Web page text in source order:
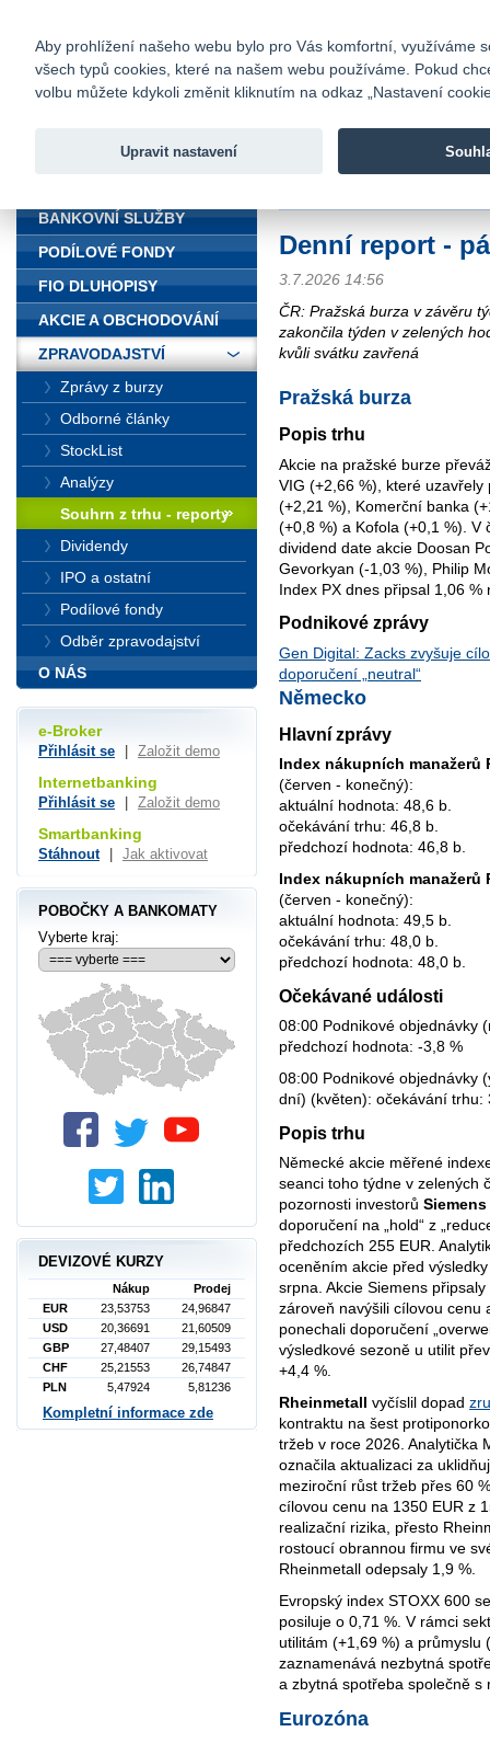
Fio banka
Fio banka
Denní report -
3.7.2026 14:56
ČR: Pražská burza v závěru
zakončila týden v zelených
kvůli svátku zavřená
Pražská burza
Popis trhu
Akcie na pražské burze
VIG (+2,66 %), které
(+2,21 %), Komerční banka
(+0,8 %) a Kofola (+0,1 %). V
dividend date akcie Doosan
Gevorkyan (-1,03 %), Philip
Index PX dnes připsal 1,06 %
Podnikové zprávy
Gen Digital: Zacks zvyšuje
doporučení „neutral“
Německo
Hlavní zprávy
Index nákupních manažerů
(červen - konečný):
aktuální hodnota: 48,6 b.
očekávání trhu: 46,8 b.
předchozí hodnota: 46,8 b.
Index nákupních manažerů
(červen - konečný):
aktuální hodnota: 49,5 b.
očekávání trhu: 48,0 b.
předchozí hodnota: 48,0 b.
Očekávané události
08:00 Podnikové objednávky
předchozí hodnota: -3,8 %
08:00 Podnikové objednávky
dní) (květen): očekávání trhu:
Popis trhu
Německé akcie měřené
seanci toho týdne v zelených
pozornosti investorů Siemens
doporučení na „hold“ z
předchozích 255 EUR.
oceněním akcie před
srpna. Akcie Siemens
zároveň navýšili cílovou cenu
ponechali doporučení
výsledkové sezoně u utilit
+4,4 %.
Rheinmetall vyčíslil dopad
kontraktu na šest
tržeb v roce 2026. Analytička
označila aktualizaci za
meziroční růst tržeb přes 60
cílovou cenu na 1350 EUR z
realizační rizika, přesto
rostoucí obrannou firmu ve
Rheinmetall odepsaly 1,9 %.
Evropský index STOXX 600
posiluje o 0,71 %. V rámci
utilitám (+1,69 %) a průmyslu
zaznamenává nezbytná
a zbytná spotřeba společně s
Eurozóna
BANKOVNÍ SLUŽBY
PODÍLOVÉ FONDY
FIO DLUHOPISY
AKCIE A OBCHODOVÁNÍ
ZPRAVODAJSTVÍ
Zprávy z burzy
Odborné články
StockList
Analýzy
Souhrn z trhu - reporty
Dividendy
IPO a ostatní
Podílové fondy
Odběr zpravodajství
O NÁS
e-Broker
Přihlásit se Založit demo
Internetbanking
Přihlásit se Založit demo
Smartbanking
Stáhnout Jak aktivovat
POBOČKY A BANKOMATY
Vyberte kraj:
DEVIZOVÉ KURZY
Nákup
Prodej
EUR
23,53753
24,96847
USD
20,36691
21,60509
GBP
27,48407
29,15493
CHF
25,21553
26,74847
PLN
5,47924 5,81236
Kompletní informace zde
Aby prohlížení našeho webu bylo pro Vás komfortní, využíváme
všech typů cookies, které na našem webu používáme. Pokud
volbu můžete kdykoli změnit kliknutím na odkaz „Nastavení
Upravit nastavení